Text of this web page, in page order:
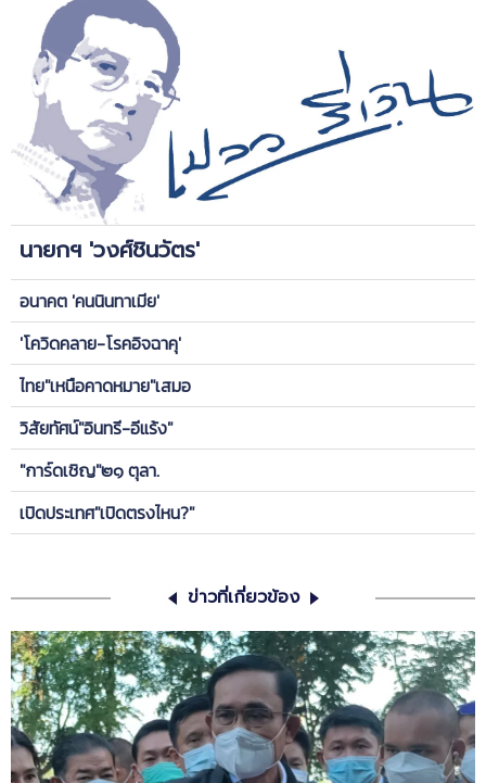
นายกฯ 'วงศ์ชินวัตร'
อนาคต 'คนนินทาเมีย'
'โควิดคลาย-โรคอิจฉาคุ'
ไทย"เหนือคาดหมาย"เสมอ
วิสัยทัศน์"อินทรี-อีแร้ง"
"การ์ดเชิญ"๒๑ ตุลา.
เปิดประเทศ"เปิดตรงไหน?"
ข่าวที่เกี่ยวข้อง